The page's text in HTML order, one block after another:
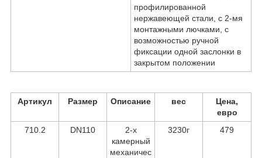
профилированной
нержавеющей стали, с 2-мя
монтажными лючками, с
возможностью ручной
фиксации одной заслонки в
закрытом положении
Артикул Размер Описание вес
Цена,
евро
710.2
DN110
2-х
камерный
механичес
3230г 479